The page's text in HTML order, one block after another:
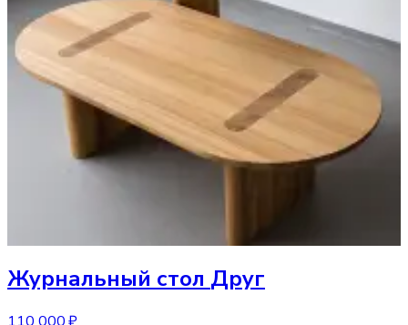
Журнальный стол Друг